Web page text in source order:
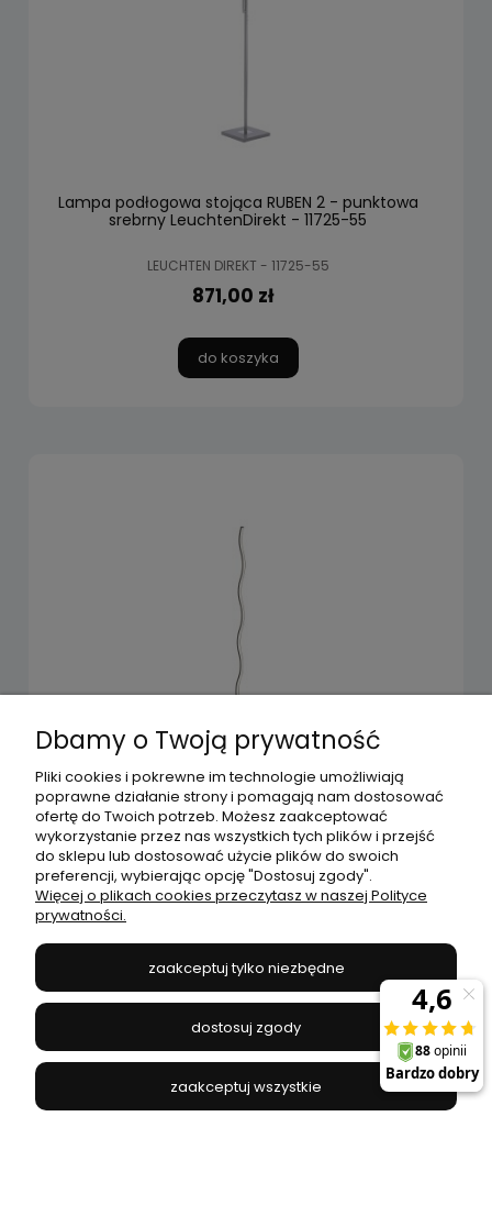
Lampa podłogowa stojąca RUBEN 2 - punktowa
srebrny LeuchtenDirekt - 11725-55
LEUCHTEN DIREKT - 11725-55
871,00 zł
do koszyka
Lampa podłogowa stojąca WAVE 1 - punktowa
czarny LeuchtenDirekt - 15168-18
LEUCHTEN DIREKT - 15168-18
do koszyka
Dbamy o Twoją prywatność
Pliki cookies i pokrewne im technologie umożliwiają
poprawne działanie strony i pomagają nam dostosować
ofertę do Twoich potrzeb. Możesz zaakceptować
wykorzystanie przez nas wszystkich tych plików i przejść
do sklepu lub dostosować użycie plików do swoich
preferencji, wybierając opcję "Dostosuj zgody".
Więcej o plikach cookies przeczytasz w naszej Polityce
prywatności.
zaakceptuj tylko niezbędne
dostosuj zgody
zaakceptuj wszystkie